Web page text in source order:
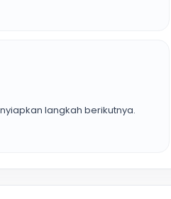
langkah berikutnya.